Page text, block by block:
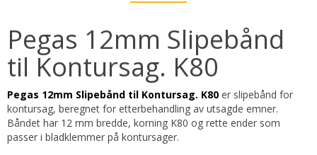
Pegas 12mm Slipebånd
til Kontursag. K80
Pegas 12mm Slipebånd til Kontursag. K80 er slipebånd for
kontursag, beregnet for etterbehandling av utsagde emner.
Båndet har 12 mm bredde, korning K80 og rette ender som
passer i bladklemmer på kontursager.